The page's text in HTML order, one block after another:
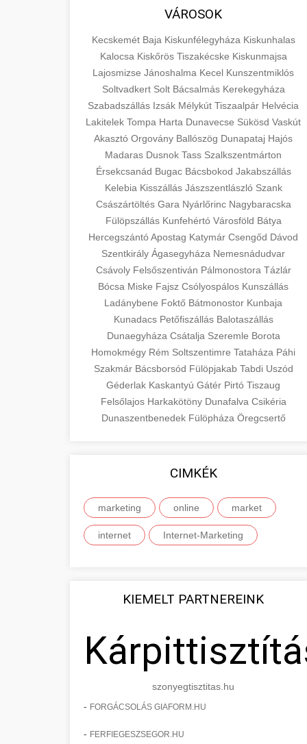
VÁROSOK
Kecskemét Baja Kiskunfélegyháza Kiskunhalas
Kalocsa Kiskőrös Tiszakécske Kiskunmajsa
Lajosmizse Jánoshalma Kecel Kunszentmiklós
Soltvadkert Solt Bácsalmás Kerekegyháza
Szabadszállás Izsák Mélykút Tiszaalpár Helvécia
Lakitelek Tompa Harta Dunavecse Sükösd Vaskút
Akasztó Orgovány Ballószög Dunapataj Hajós
Madaras Dusnok Tass Szalkszentmárton
Érsekcsanád Bugac Bácsbokod Jakabszállás
Kelebia Kisszállás Jászszentlászló Szank
Császártöltés Gara Nyárlőrinc Nagybaracska
Fülöpszállás Kunfehértó Városföld Bátya
HercegszántóApostag Katymár Csengőd Dávod
Szentkirály Ágasegyháza Nemesnádudvar
Csávoly Felsőszentiván Pálmonostora Tázlár
Bócsa Miske Fajsz Csólyospálos Kunszállás
Ladánybene Foktő Bátmonostor Kunbaja
Kunadacs Petőfiszállás Balotaszállás
Dunaegyháza Csátalja Szeremle Borota
Homokmégy Rém Soltszentimre Tataháza Páhi
Szakmár Bácsborsód Fülöpjakab Tabdi Uszód
Géderlak Kaskantyú Gátér Pirtó Tiszaug
Felsőlajos Harkakötöny Dunafalva Csikéria
Dunaszentbenedek Fülöpháza Öregcsertő
CIMKÉK
marketing online market
internet Internet-Marketing
KIEMELT PARTNEREINK
szonyegtisztitas.hu
- FORGÁCSOLÁS GIAFORM.HU
- FERFIEGESZSEGOR.HU